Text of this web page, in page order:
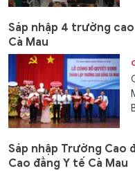
Sáp nhập 4 trường
Cà Mau
Sáp nhập Trường Cao
Cao đẳng Y tế Cà Mau